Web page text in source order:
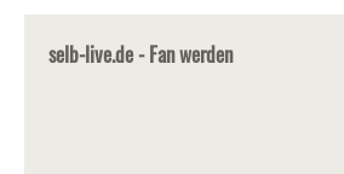
selb-live.de - Fan werden